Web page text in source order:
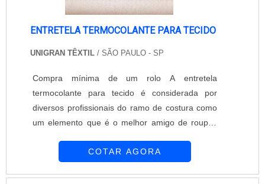
ENTRETELA TERMOCOLANTE PARA TECIDO
UNIGRAN TÊXTIL / SÃO PAULO - SP
Compra mínima de um rolo A entretela
termocolante para tecido é considerada por
diversos profissionais do ramo de costura como
um elemento que é o melhor amigo de roupas
entretelas são produtos que ajudam na
COTAR AGORA